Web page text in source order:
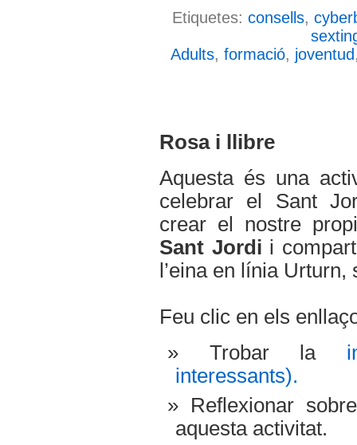
Etiquetes: consells,
Adults, formació, joventud
Rosa i llibre
Aquesta és una
celebrar el Sant
crear el nostre
Sant Jordi i
l’eina en línia Urturn,
Feu clic en els
Trobar la
interessants).
Reflexionar
aquesta activitat.